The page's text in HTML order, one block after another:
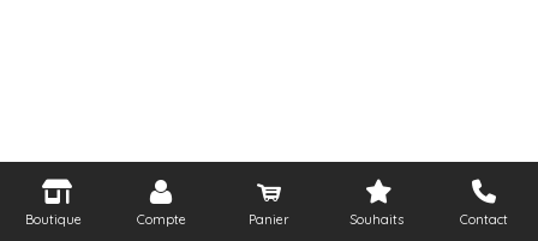
Boutique Compte Panier Souhaits Contact